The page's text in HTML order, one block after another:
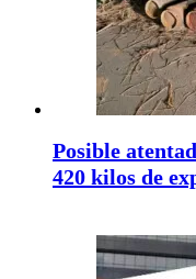
Posible
420 kilos de